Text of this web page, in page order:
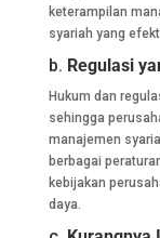
keterampilan
syariah yang
b. Regulasi
Hukum dan
sehingga
manajemen
berbagai
kebijakan
daya.